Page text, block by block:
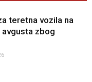
teretna vozila na
zbog